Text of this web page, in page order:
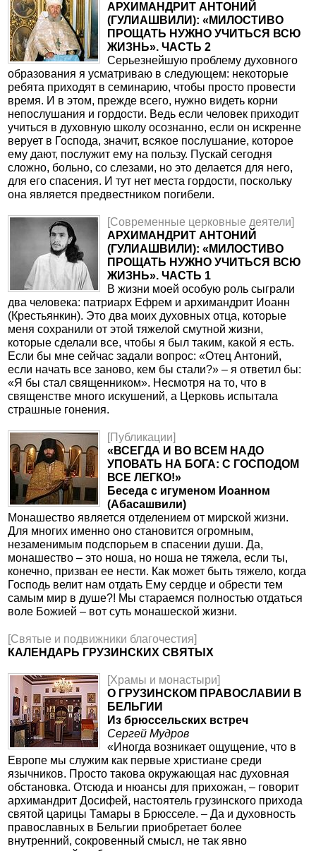
АРХИМАНДРИТ АНТОНИЙ
(ГУЛИАШВИЛИ): «МИЛОСТИВО
ПРОЩАТЬ НУЖНО УЧИТЬСЯ ВСЮ
ЖИЗНЬ». ЧАСТЬ 2
Серьезнейшую проблему духовного
образования я усматриваю в следующем: некоторые
ребята приходят в семинарию, чтобы просто провести
время. И в этом, прежде всего, нужно видеть корни
непослушания и гордости. Ведь если человек приходит
учиться в духовную школу осознанно, если он искренне
верует в Господа, значит, всякое послушание, которое
ему дают, послужит ему на пользу. Пускай сегодня
сложно, больно, со слезами, но это делается для него,
для его спасения. И тут нет места гордости, поскольку
она является предвестником погибели.
[Современные церковные деятели]
АРХИМАНДРИТ АНТОНИЙ
(ГУЛИАШВИЛИ): «МИЛОСТИВО
ПРОЩАТЬ НУЖНО УЧИТЬСЯ ВСЮ
ЖИЗНЬ». ЧАСТЬ 1
В жизни моей особую роль сыграли
два человека: патриарх Ефрем и архимандрит Иоанн
(Крестьянкин). Это два моих духовных отца, которые
меня сохранили от этой тяжелой смутной жизни,
которые сделали все, чтобы я был таким, какой я есть.
Если бы мне сейчас задали вопрос: «Отец Антоний,
если начать все заново, кем бы стали?» – я ответил бы:
«Я бы стал священником». Несмотря на то, что в
священстве много искушений, а Церковь испытала
страшные гонения.
[Публикации]
«ВСЕГДА И ВО ВСЕМ НАДО
УПОВАТЬ НА БОГА: С ГОСПОДОМ
ВСЕ ЛЕГКО!»
Беседа с игуменом Иоанном
(Абасашвили)
Монашество является отделением от мирской жизни.
Для многих именно оно становится огромным,
незаменимым подспорьем в спасении души. Да,
монашество – это ноша, но ноша не тяжела, если ты,
конечно, призван ее нести. Как может быть тяжело, когда
Господь велит нам отдать Ему сердце и обрести тем
самым мир в душе?! Мы стараемся полностью отдаться
воле Божией – вот суть монашеской жизни.
[Святые и подвижники благочестия]
КАЛЕНДАРЬ ГРУЗИНСКИХ СВЯТЫХ
[Храмы и монастыри]
О ГРУЗИНСКОМ ПРАВОСЛАВИИ В
БЕЛЬГИИ
Из брюссельских встреч
Сергей Мудров
«Иногда возникает ощущение, что в
Европе мы служим как первые христиане среди
язычников. Просто такова окружающая нас духовная
обстановка. Отсюда и нюансы для прихожан, – говорит
архимандрит Досифей, настоятель грузинского прихода
святой царицы Тамары в Брюсселе. – Да и духовность
православных в Бельгии приобретает более
внутренний, сокровенный смысл, не так явно